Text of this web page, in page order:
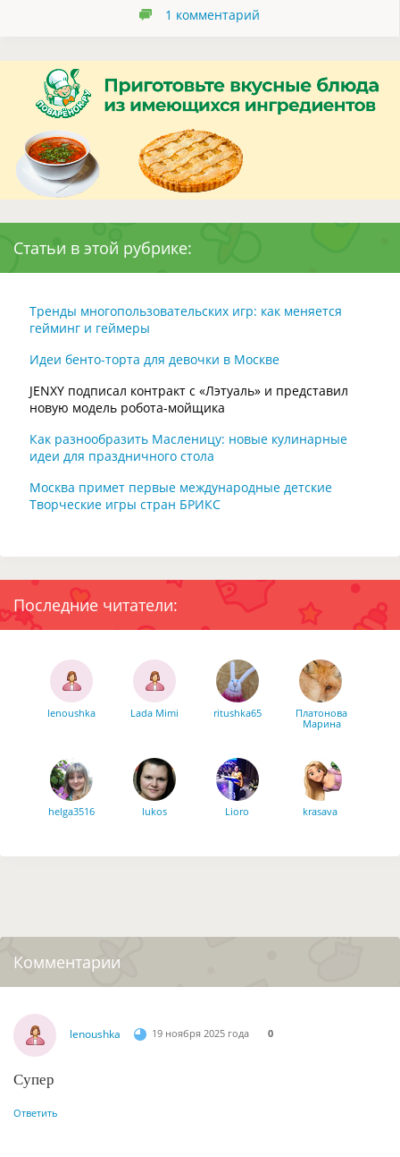
1 комментарий
Статьи в этой рубрике:
Тренды многопользовательских игр: как меняется
гейминг и геймеры
Идеи бенто-торта для девочки в Москве
JENXY подписал контракт с «Лэтуаль» и представил
новую модель робота-мойщика
Как разнообразить Масленицу: новые кулинарные
идеи для праздничного стола
Москва примет первые международные детские
Творческие игры стран БРИКС
Последние читатели:
lenoushka Lada Mimi ritushka65
Платонова
Марина
helga3516 lukos Lioro krasava
Комментарии
lenoushka 19 ноября 2025 года 0
Супер
Ответить